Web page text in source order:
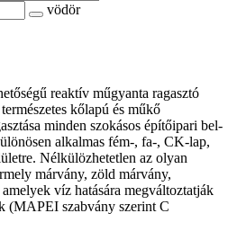
vödör
reaktív műgyanta ragasztó
kőlapú és műkő
minden szokásos építőipari bel-
alkalmas fém-, fa-, CK-lap,
Nélkülözhetetlen az olyan
márvány, zöld márvány,
víz hatására megváltoztatják
(MAPEI szabvány szerint C